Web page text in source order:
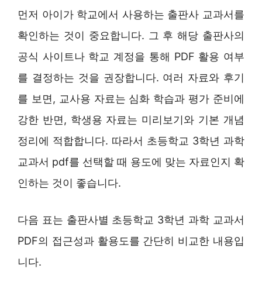
먼저 아이가 학교에서 사용하는 출판사 교과서를
확인하는 것이 중요합니다. 그 후 해당 출판사의
공식 사이트나 학교 계정을 통해 PDF 활용 여부
를 결정하는 것을 권장합니다. 여러 자료와 후기
를 보면, 교사용 자료는 심화 학습과 평가 준비에
강한 반면, 학생용 자료는 미리보기와 기본 개념
정리에 적합합니다. 따라서 초등학교 3학년 과학
교과서 pdf를 선택할 때 용도에 맞는 자료인지 확
인하는 것이 좋습니다.
다음 표는 출판사별 초등학교 3학년 과학 교과서
PDF의 접근성과 활용도를 간단히 비교한 내용입
니다.